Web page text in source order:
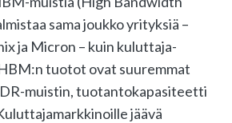
sama joukko yrityksiä –
ja Micron – kuin kuluttaja-
tuotot ovat suuremmat
muistin, tuotantokapasiteetti
jäävä